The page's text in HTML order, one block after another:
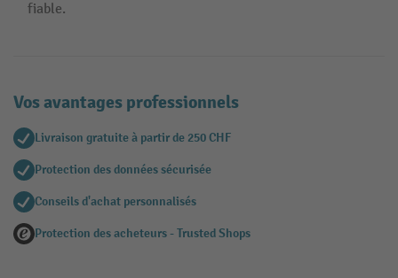
fiable.
Vos avantages professionnels
Livraison gratuite à partir de 250 CHF
Protection des données sécurisée
Conseils d'achat personnalisés
Protection des acheteurs - Trusted Shops